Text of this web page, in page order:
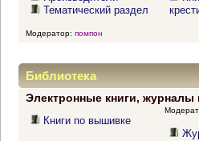
Тематический раздел
Модератор: помпон
Библиотека
Электронные книги, журналы
Книги по вышивке